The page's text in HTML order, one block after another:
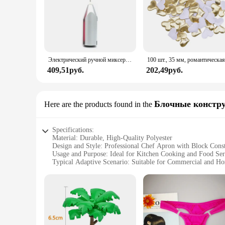
Электрический ручной миксер из нержавеющей стали, Легкий Блендер для выпечки и приготовления пищи
409,51руб. 202,49руб.
Here are the products found in the Блочные
Specifications:
Material: Durable, High-Quality Polyester
Design and Style: Professional Chef Apron with Block
Usage and Purpose: Ideal for Kitchen Cooking and Food
Typical Adaptive Scenario: Suitable for Commercial and
Performance and Property: Stain-Resistant, Easy to Clean,
Features:
**Enhanced Durability and Ease of Use**
The BOHARERS Chef Apron is not just a piece of
kitchen environment. Its stain-resistant properties ensure